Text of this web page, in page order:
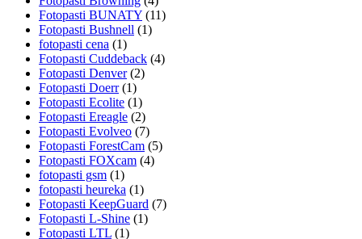
Fotopasti BUNATY (11)
Fotopasti Bushnell (1)
fotopasti cena (1)
Fotopasti Cuddeback (4)
Fotopasti Denver(2)
Fotopasti Doerr(1)
Fotopasti Ecolite (1)
Fotopasti Ereagle (2)
Fotopasti Evolveo (7)
Fotopasti ForestCam (5)
Fotopasti FOXcam (4)
fotopasti gsm (1)
fotopasti heureka (1)
Fotopasti KeepGuard (7)
Fotopasti L-Shine (1)
Fotopasti LTL (1)